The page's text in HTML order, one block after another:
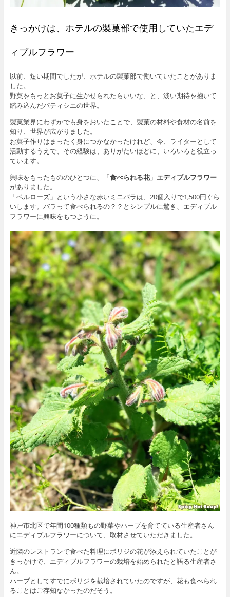
きっかけは、ホテルの製菓部で使用していたエデ
ィブルフラワー
以前、短い期間でしたが、ホテルの製菓部で働いていたことがありま
した。
野菜をもっとお菓子に生かせられたらいいな、と、淡い期待を抱いて
踏み込んだパティシエの世界。
製菓業界にわずかでも身をおいたことで、製菓の材料や食材の名前を
知り、世界が広がりました。
お菓子作りはまったく身につかなかったけれど、今、ライターとして
活動するうえで、その経験は、ありがたいほどに、いろいろと役立っ
ています。
興味をもったもののひとつに、「食べられる花」 エディブルフラワー
がありました。
「ベルローズ」という小さな赤いミニバラは、20個入りで1,500円ぐら
いします。バラって食べられるの？？とシンプルに驚き、エディブル
フラワーに興味をもつように。
神戸市北区で年間100種類もの野菜やハーブを育てている生産者さん
にエディブルフラワーについて、取材させていただきました。
近隣のレストランで食べた料理にボリジの花が添えられていたことが
きっかけで、エディブルフラワーの栽培を始められたと語る生産者さ
ん。
ハーブとしてすでにボリジを栽培されていたのですが、花も食べられ
ることはご存知なかったのだそう。